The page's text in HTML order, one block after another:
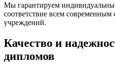
Мы гарантируем
соответствие всем современным
учреждений.
Качество и
дипломов